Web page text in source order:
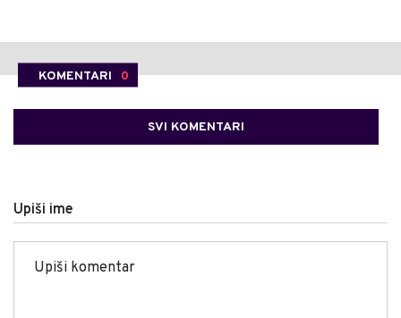
KOMENTARI 0
SVI KOMENTARI
Upiši ime